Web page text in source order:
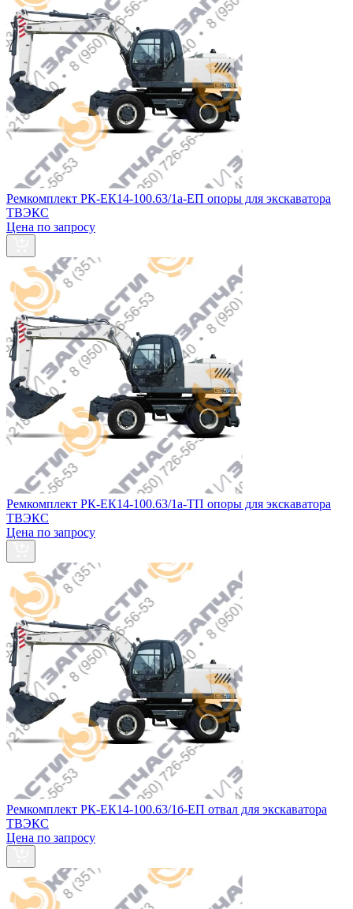
Ремкомплект РК-ЕК14-100.63/1а-ЕП опоры для экскаватора
ТВЭКС
Цена по запросу
Ремкомплект РК-ЕК14-100.63/1а-ТП опоры для экскаватора
ТВЭКС
Цена по запросу
Ремкомплект РК-ЕК14-100.63/1б-ЕП отвал для экскаватора
ТВЭКС
Цена по запросу